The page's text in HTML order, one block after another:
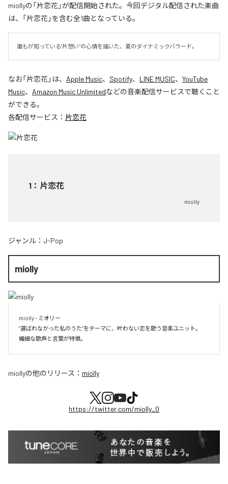
miollyの「片恋花」が配信開始された。今回デジタル配信された楽曲
は、「片恋花」を含む全1曲となっている。
誰もが知っている"片想い”の心情を描いた、夏のダイナミックバラード。
なお「片恋花」は、 Apple Music、 Spotify、 LINE MUSIC、 YouTube
Music、 Amazon Music Unlimitedなどの音楽配信サービスで聴くこと
ができる。
各配信サービス： 片恋花
1 ： 片恋花
miolly
ジャンル： J-Pop
miolly
miolly - ミオリー
”選ばれなかった私のうた”をテーマに、叶わない恋を歌う音楽ユニット。
miollyの他のリリース： miolly
https://twitter.com/miolly_0